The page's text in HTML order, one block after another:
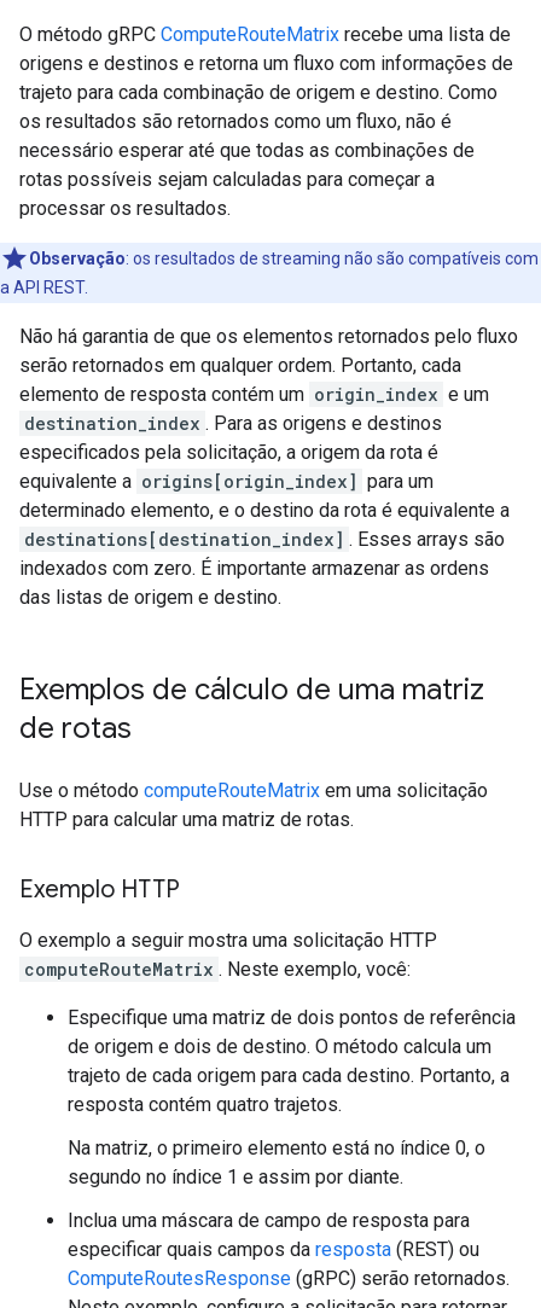
O método gRPC ComputeRouteMatrix recebe uma lista de
origens e destinos e retorna um fluxo com informações de
trajeto para cada combinação de origem e destino. Como
os resultados são retornados como um fluxo, não é
necessário esperar até que todas as combinações de
rotas possíveis sejam calculadas para começar a
processar os resultados.
Observação: os resultados de streaming não são compatíveis com
a API REST.
Não há garantia de que os elementos retornados pelo fluxo
serão retornados em qualquer ordem. Portanto, cada
elemento de resposta contém um origin_index e um
destination_index . Para as origens e destinos
especificados pela solicitação, a origem da rota é
equivalente a origins[origin_index] para um
determinado elemento, e o destino da rota é equivalente a
destinations[destination_index] . Esses arrays são
indexados com zero. É importante armazenar as ordens
das listas de origem e destino.
Exemplos de cálculo de uma matriz
de rotas
Use o método computeRouteMatrix em uma solicitação
HTTP para calcular uma matriz de rotas.
Exemplo HTTP
O exemplo a seguir mostra uma solicitação HTTP
computeRouteMatrix . Neste exemplo, você:
Especifique uma matriz de dois pontos de referência
de origem e dois de destino. O método calcula um
trajeto de cada origem para cada destino. Portanto, a
resposta contém quatro trajetos.
Na matriz, o primeiro elemento está no índice 0, o
segundo no índice 1 e assim por diante.
Inclua uma máscara de campo de resposta para
especificar quais campos da resposta (REST) ou
ComputeRoutesResponse (gRPC) serão retornados.